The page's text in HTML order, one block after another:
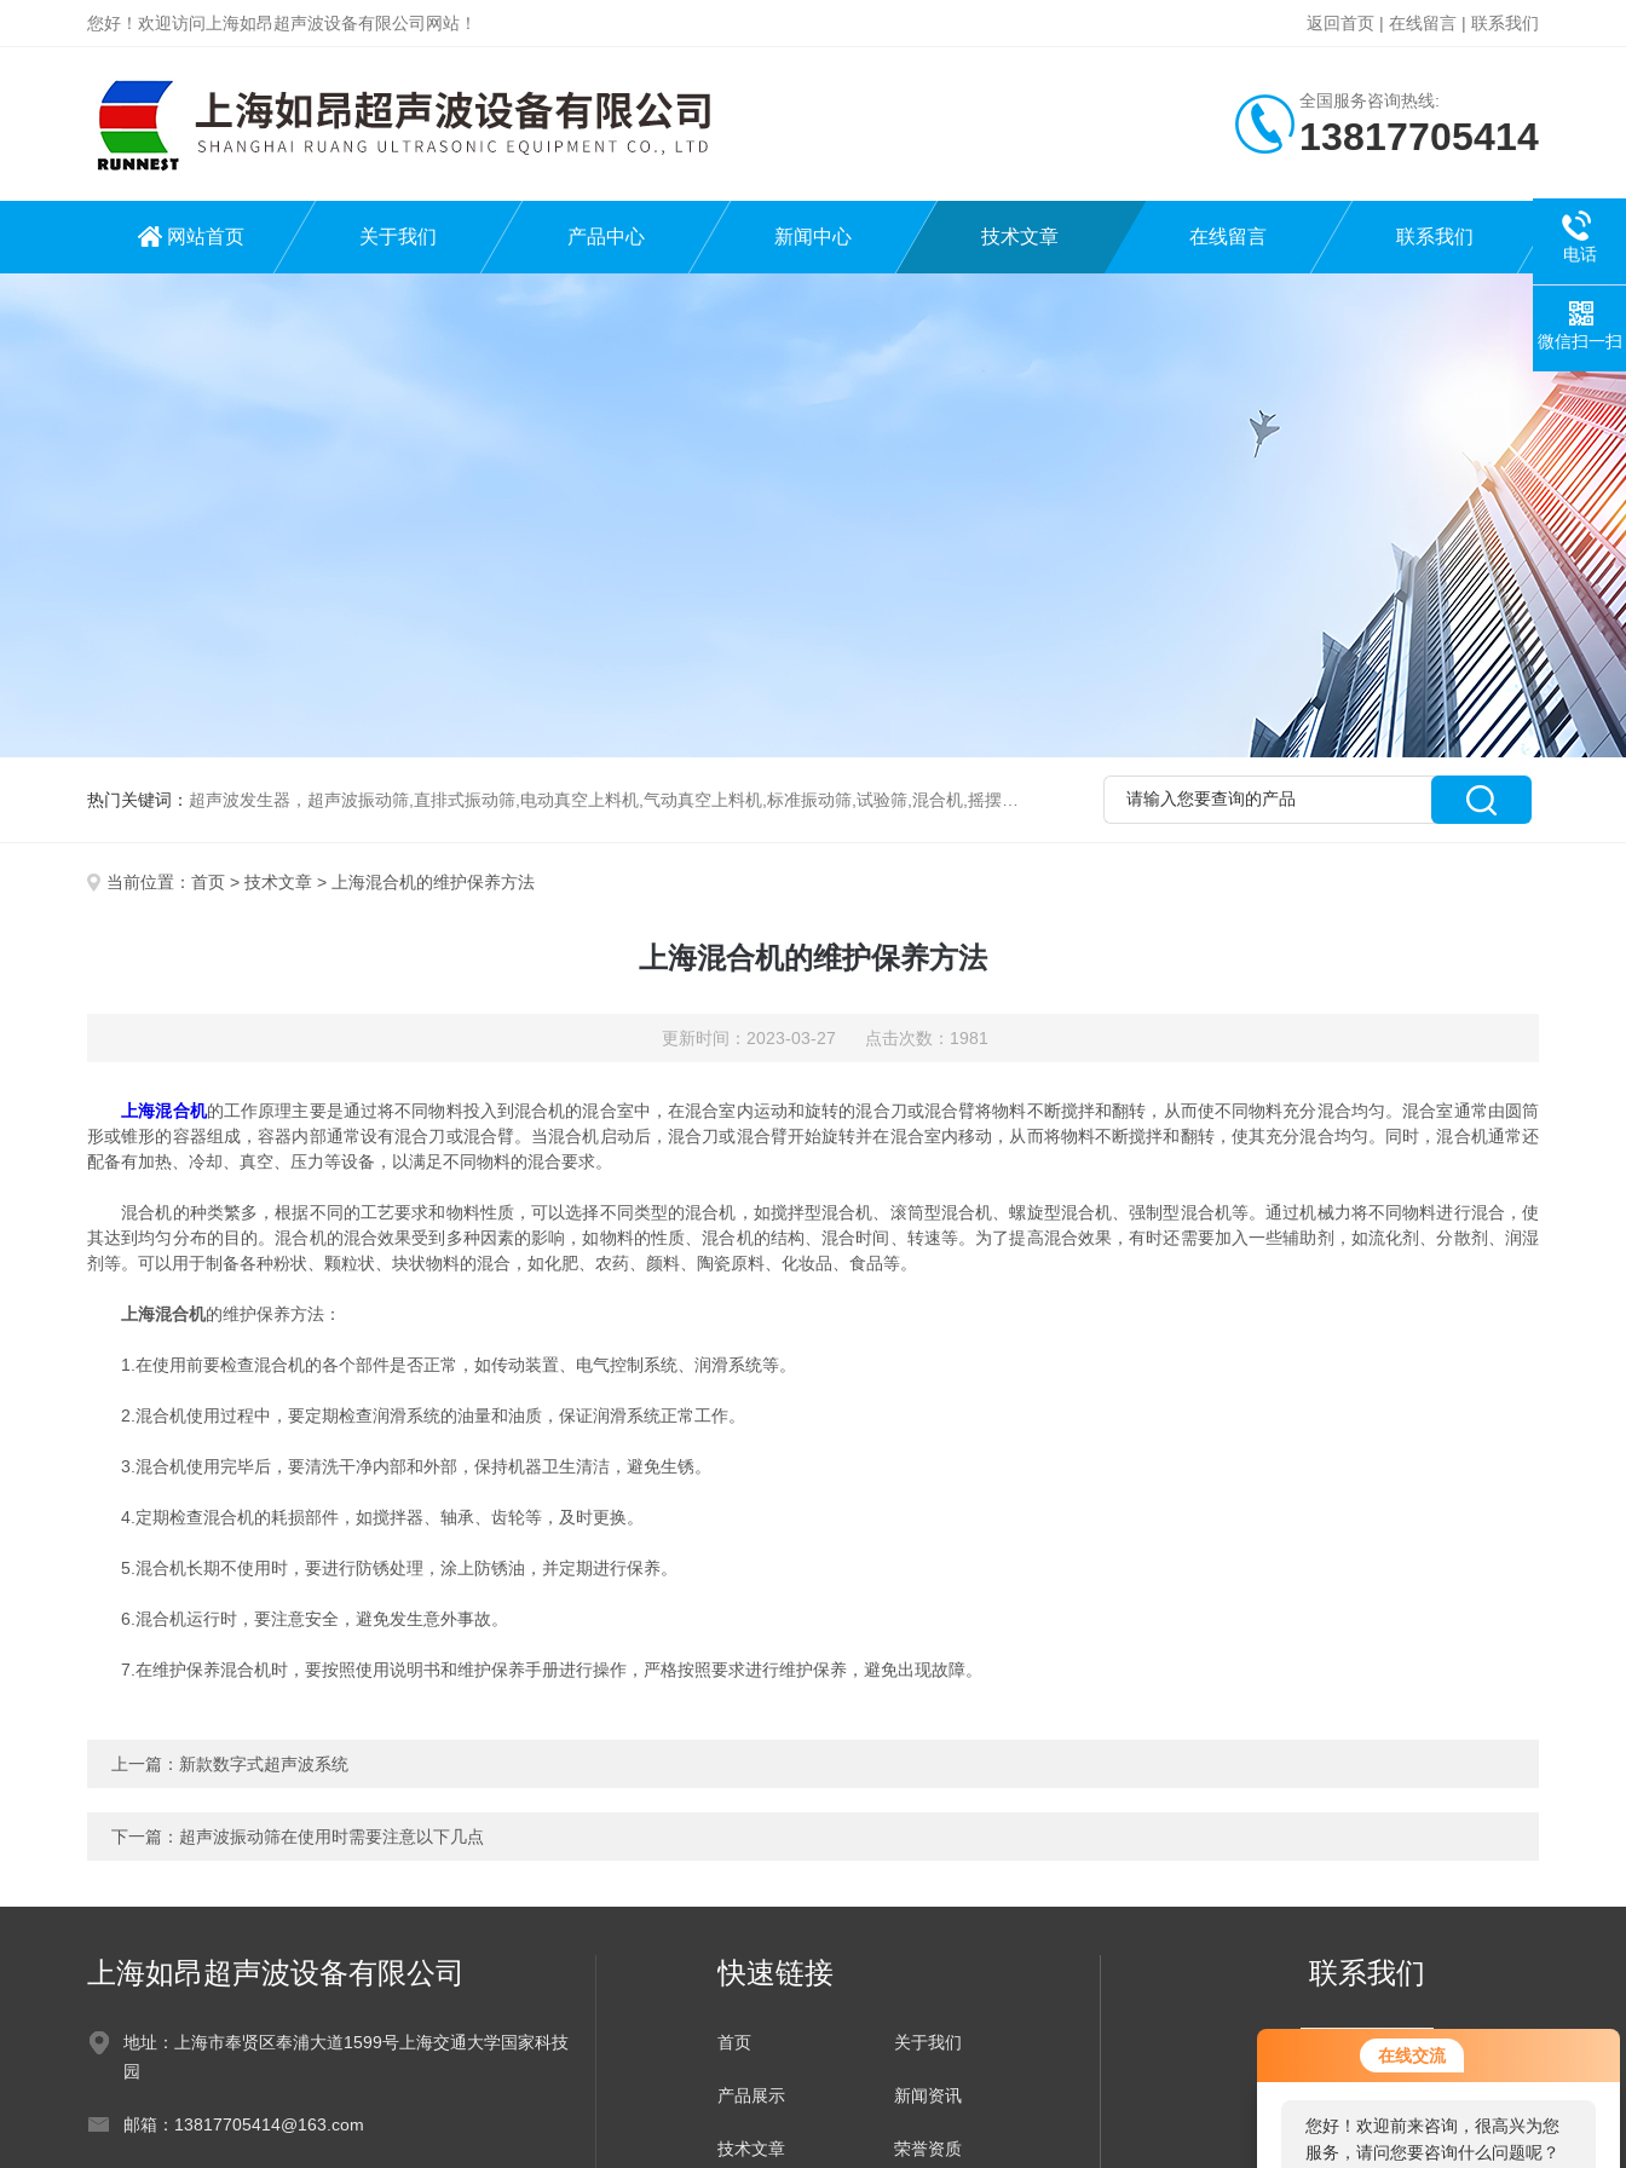
在线交流
您好！欢迎前来咨询，很高兴为您
服务，请问您要咨询什么问题呢？
您好！欢迎访问上海如昂超声波设备有限公司网站！ 返回首页 | 在线留言 | 联系我们
全国服务咨询热线:
13817705414
网站首页 关于我们 产品中心 新闻中心 技术文章 在线留言 联系我们
热门关键词： 超声波发生器，超声波振动筛,直排式振动筛,电动真空上料机,气动真空上料机,标准振动筛,试验筛,混合机,摇摆筛，检验筛
当前位置： 首页 > 技术文章 > 上海混合机的维护保养方法
上海混合机的维护保养方法
更新时间：2023-03-27 点击次数：1981
上海混合机的工作原理主要是通过将不同物料投入到混合机的混合室中，在混合室内运动和旋转的混合刀或混合臂将物料不断搅拌和翻转，从而使不同物料充分混合均匀。混合室通常由圆筒
形或锥形的容器组成，容器内部通常设有混合刀或混合臂。当混合机启动后，混合刀或混合臂开始旋转并在混合室内移动，从而将物料不断搅拌和翻转，使其充分混合均匀。同时，混合机通常还
配备有加热、冷却、真空、压力等设备，以满足不同物料的混合要求。
混合机的种类繁多，根据不同的工艺要求和物料性质，可以选择不同类型的混合机，如搅拌型混合机、滚筒型混合机、螺旋型混合机、强制型混合机等。通过机械力将不同物料进行混合，使
其达到均匀分布的目的。混合机的混合效果受到多种因素的影响，如物料的性质、混合机的结构、混合时间、转速等。为了提高混合效果，有时还需要加入一些辅助剂，如流化剂、分散剂、润湿
剂等。可以用于制备各种粉状、颗粒状、块状物料的混合，如化肥、农药、颜料、陶瓷原料、化妆品、食品等。
上海混合机的维护保养方法：
1.在使用前要检查混合机的各个部件是否正常，如传动装置、电气控制系统、润滑系统等。
2.混合机使用过程中，要定期检查润滑系统的油量和油质，保证润滑系统正常工作。
3.混合机使用完毕后，要清洗干净内部和外部，保持机器卫生清洁，避免生锈。
4.定期检查混合机的耗损部件，如搅拌器、轴承、齿轮等，及时更换。
5.混合机长期不使用时，要进行防锈处理，涂上防锈油，并定期进行保养。
6.混合机运行时，要注意安全，避免发生意外事故。
7.在维护保养混合机时，要按照使用说明书和维护保养手册进行操作，严格按照要求进行维护保养，避免出现故障。
上一篇： 新款数字式超声波系统
下一篇： 超声波振动筛在使用时需要注意以下几点
上海如昂超声波设备有限公司
地址：上海市奉贤区奉浦大道1599号上海交通大学国家科技
园
邮箱：13817705414@163.com
快速链接
首页 关于我们
产品展示 新闻资讯
技术文章 荣誉资质
联系我们
电话
微信扫一扫